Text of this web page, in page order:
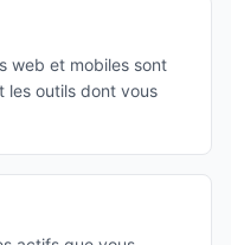
web et mobiles sont
les outils dont vous